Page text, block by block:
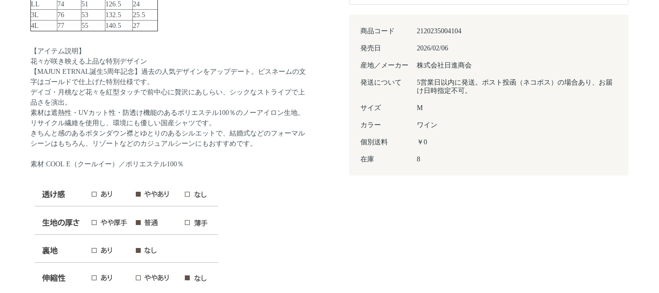
LL
74 51 126.5
24
3L
76 53 132.5
25.5
4L
77 55 140.5 27
【アイテム説明】
花々が咲き映える上品な特別デザイン
【MAJUN ETRNAL誕生5周年記念】過去の人気デザインをアップデート。ピスネームの文
字はゴールドで仕上げた特別仕様です。
デイゴ・月桃など花々を紅型タッチで前中心に贅沢にあしらい、シックなストライプで上
品さを演出。
素材は遮熱性・UVカット性・防透け機能のあるポリエステル100％のノーアイロン生地。
リサイクル繊維を使用し、環境にも優しい国産シャツです。
きちんと感のあるボタンダウン襟とゆとりのあるシルエットで、結婚式などのフォーマル
シーンはもちろん、リゾートなどのカジュアルシーンにもおすすめです。
素材:COOL E（クールイー）／ポリエステル100％
商品コード 2120235004104
発売日 2026/02/06
産地／メーカー 株式会社日進商会
発送について
5営業日以内に発送。ポスト投函（ネコポス）の場合あり、お届
け日時指定不可。
サイズ M
カラー ワイン
個別送料 ￥0
在庫 8